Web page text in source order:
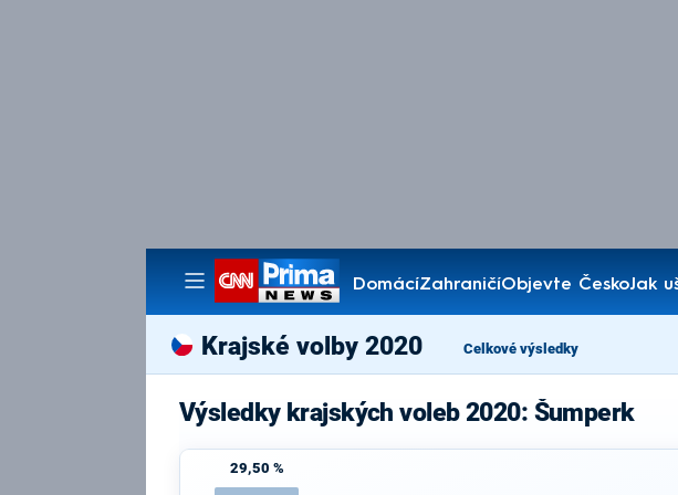
DomácíZahraničíObjevte ČeskoJak
Pořady
Krajské volby 2020 Celkové výsledky
Výsledky krajských voleb 2020: Šumperk
29,50 %